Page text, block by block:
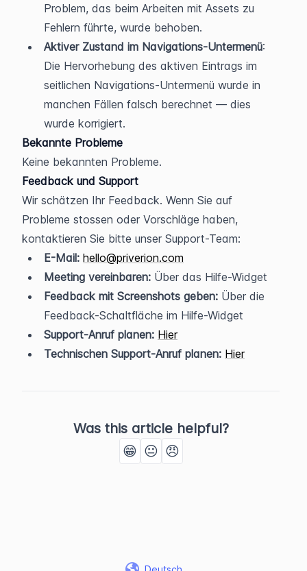
Problem, das beim Arbeiten mit Assets zu
Fehlern führte, wurde behoben.
Aktiver Zustand im Navigations-Untermenü:
Die Hervorhebung des aktiven Eintrags im
seitlichen Navigations-Untermenü wurde in
manchen Fällen falsch berechnet — dies
wurde korrigiert.
Bekannte Probleme
Keine bekannten Probleme.
Feedback und Support
Wir schätzen Ihr Feedback. Wenn Sie auf
Probleme stossen oder Vorschläge haben,
kontaktieren Sie bitte unser Support-Team:
E-Mail: hello@priverion.com
Meeting vereinbaren: Über das Hilfe-Widget
Feedback mit Screenshots geben: Über die
Feedback-Schaltfläche im Hilfe-Widget
Support-Anruf planen: Hier
Technischen Support-Anruf planen: Hier
Was this article helpful?
😁 😐 😠